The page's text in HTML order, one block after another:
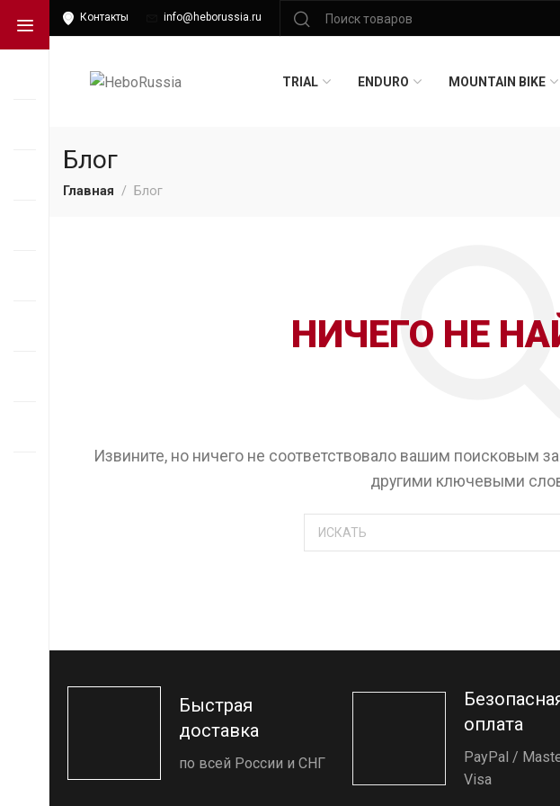
Контакты info@heborussia.ru
TRIAL ENDURO MOUNTAIN BIKE
Блог
Главная Блог
НИЧЕГО НЕ
Извините, но ничего не соответствовало вашим поисковым
другими ключевыми
Быстрая
доставка
по всей России и СНГ
оплата
PayPal /
Visa